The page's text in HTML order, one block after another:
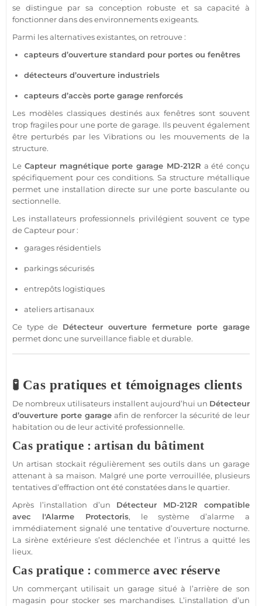
se distingue par sa conception robuste et sa capacité à
fonctionner dans des environnements exigeants.
Parmi les alternatives existantes, on retrouve :
capteurs d’ouverture standard pour portes ou fenêtres
détecteurs d’ouverture industriels
capteurs d’accès porte garage renforcés
Les modèles classiques destinés aux fenêtres sont souvent
trop fragiles pour une porte degarage. Ils peuvent également
être perturbés par les Vibrationsou les mouvements de la
structure.
Le Capteurmagnétique porte garage MD-212R a été conçu
spécifiquement pour ces conditions. Sa structure métallique
permet une installation directe sur une porte basculante ou
sectionnelle.
Les installateurs professionnels privilégient souvent ce type
deCapteur pour :
garages résidentiels
parkings sécurisés
entrepôts logistiques
ateliers artisanaux
Ce type de Détecteur ouverture fermeture portegarage
permet donc unesurveillancefiableet durable.
🧪 Cas pratiques et témoignages clients
De nombreux utilisateurs installent aujourd’hui un Détecteur
d’ouverture porte garage afin de renforcer la sécurité de leur
habitation ou de leur activité professionnelle.
Cas pratique : artisan du bâtiment
Un artisan stockait régulièrement ses outils dans un garage
attenant à sa maison. Malgré une porte verrouillée, plusieurs
tentatives d’effraction ont été constatées dans le quartier.
Après l’installation d’un Détecteur MD-212R
compatible
avec l'Alarme Protectoris, lesystème d’alarme a
immédiatement signalé une tentative d’ouverture nocturne.
La sirène extérieure s’est déclenchée et l’intrus a quitté les
lieux.
Cas pratique :commerce avec réserve
Un commerçant utilisait ungarage situé à l’arrière de son
magasin pour stocker ses marchandises. L’installation d’un